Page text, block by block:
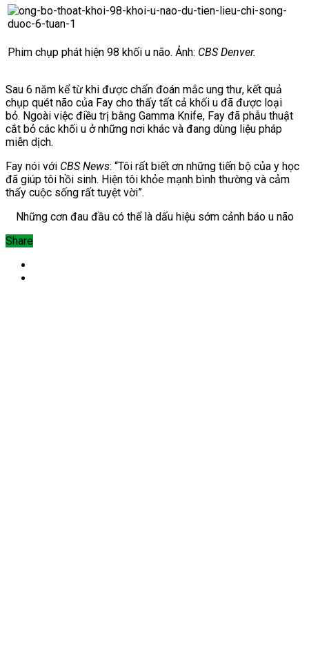
Phim chụp phát hiện 98 khối u não. Ảnh: CBS Denver.
Sau 6 năm kể từ khi được chẩn đoán mắc ung thư, kết quả
chụp quét não của Fay cho thấy tất cả khối u đã được loại
bỏ. Ngoài việc điều trị bằng Gamma Knife, Fay đã phẫu thuật
cắt bỏ các khối u ở những nơi khác và đang dùng liệu pháp
miễn dịch.
Fay nói với CBS News: “Tôi rất biết ơn những tiến bộ của y học
đã giúp tôi hồi sinh. Hiện tôi khỏe mạnh bình thường và cảm
thấy cuộc sống rất tuyệt vời”.
Những cơn đau đầu có thể là dấu hiệu sớm cảnh báo u não
Share